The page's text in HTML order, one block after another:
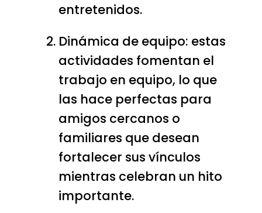
entretenidos.
Dinámica de equipo: estas
actividades fomentan el
trabajo en equipo, lo que
las hace perfectas para
amigos cercanos o
familiares que desean
fortalecer sus vínculos
mientras celebran un hito
importante.